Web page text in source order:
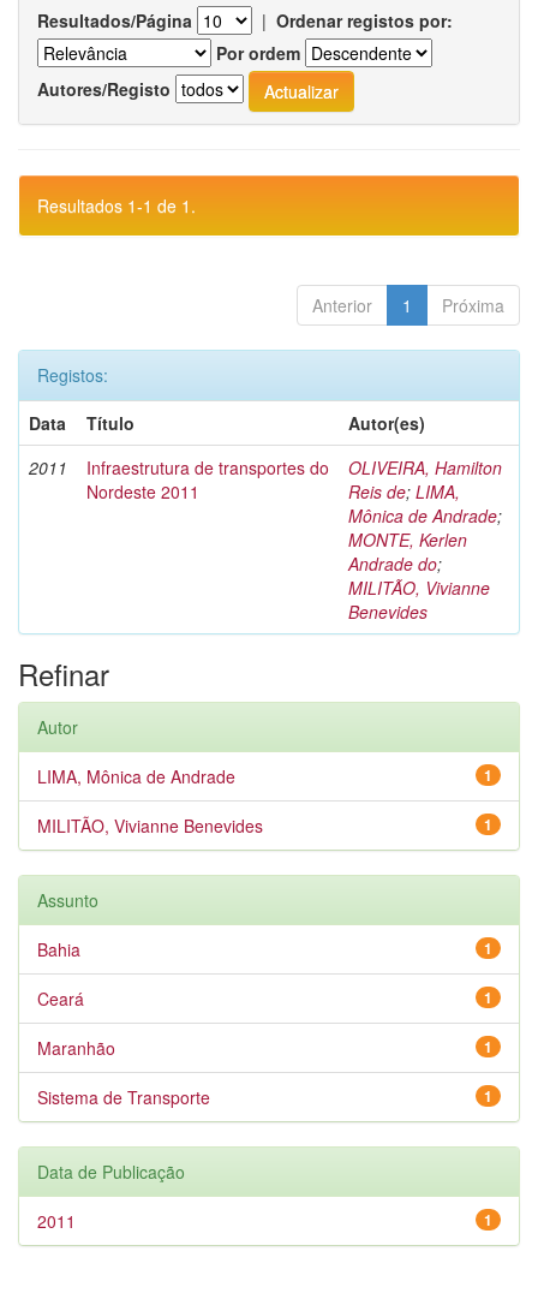
Resultados/Página | Ordenar registos por:
Por ordem
Autores/Registo
Resultados 1-1 de 1.
Anterior 1 Próxima
Registos:
Data
Título
Autor(es)
2011
Infraestrutura de transportes do
Nordeste 2011
OLIVEIRA, Hamilton
Reis de; LIMA,
Mônica de Andrade;
MONTE, Kerlen
Andrade do;
MILITÃO, Vivianne
Benevides
Refinar
Autor
1
LIMA, Mônica de Andrade
1
MILITÃO, Vivianne Benevides
Assunto
1
Bahia
1
Ceará
1
Maranhão
1
Sistema de Transporte
Data de Publicação
1
2011